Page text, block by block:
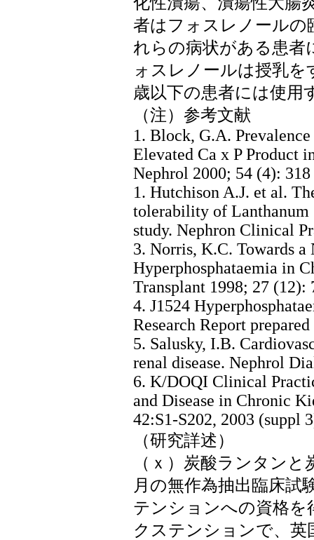
者はフォスレノールの
れらの病状がある患者
ォスレノールは授乳を
歳以下の患者には使用
（注）参考文献
1. Block, G.A.
Elevated Ca x P Product
Nephrol 2000; 54 (4): 318
1. Hutchison A.J. et al.
tolerability of Lanthanum
study. Nephron Clinical
3. Norris, K.C. Towards
Hyperphosphataemia in
Transplant 1998; 27 (12):
4. J1524
Research Report
5. Salusky, I.B.
renal disease. Nephrol
6. K/DOQI Clinical
and Disease in Chronic
42:S1-S202, 2003 (suppl
（研究詳述）
（ｘ）炭酸ランタン
月の無作為抽出臨床試
テンションへの資格を
クステンションで、